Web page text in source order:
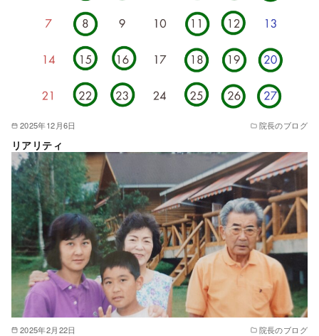
2025年12月6日 院長のブログ
リアリティ
2025年2月22日 院長のブログ